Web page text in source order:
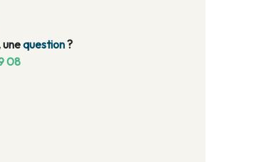
unequestion?
08